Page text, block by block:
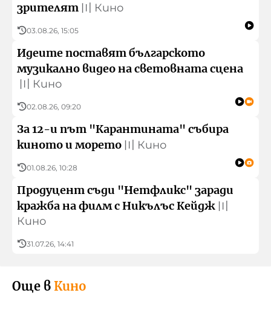
зрителят 〣 Кино
03.08.26, 15:05
Идеите поставят българското
музикално видео на световната сцена
〣 Кино
02.08.26, 09:20
За 12-и път "Карантината" събира
киното и морето 〣 Кино
01.08.26, 10:28
Продуцент съди "Нетфликс" заради
кражба на филм с Никълъс Кейдж 〣
Кино
31.07.26, 14:41
Още в Кино